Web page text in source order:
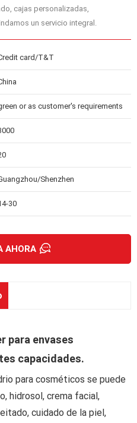
cajas personalizadas,
un servicio integral.
card/T&T
or as customer's requirements
Shenzhen
30
AHORA
para envases
capacidades.
para cosméticos se puede
hidrosol, crema facial,
cuidado de la piel,